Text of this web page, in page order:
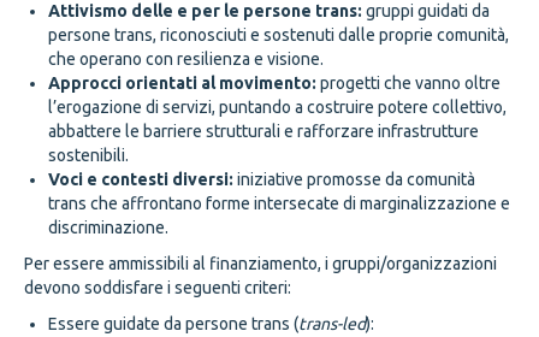
Attivismo delle e per le persone trans: gruppi guidati da
persone trans, riconosciuti e sostenuti dalle proprie comunità,
che operano con resilienza e visione.
Approcci orientati al movimento: progetti che vanno oltre
l’erogazione di servizi, puntando a costruire potere collettivo,
abbattere le barriere strutturali e rafforzare infrastrutture
sostenibili.
Voci e contesti diversi: iniziative promosse da comunità
trans che affrontano forme intersecate di marginalizzazione e
discriminazione.
Per essere ammissibili al finanziamento, i gruppi/organizzazioni
devono soddisfare i seguenti criteri:
Essere guidate da persone trans (trans-led):